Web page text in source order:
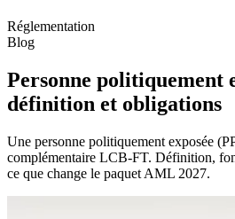
Réglementation
Blog
Personne politiquement
définition et obligations
Une personne politiquement exposée
complémentaire LCB-FT. Définition,
ce que change le paquet AML 2027.